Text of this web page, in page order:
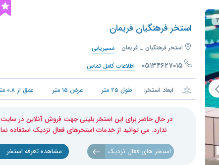
استخر فرهنگیان فریمان
استخر فرهنگیان _ فریمان مسیریابی
۰۵۱۳۴۶۲۷۰۱۵ اطلاعات کامل تماس
ابعاد استخر: طول ۲۵متر عرض ۱۵ متر عمق از ۰.۸
در حال حاضر برای این استخر بلیتی جهت فروش آنلاین در
ندارد. می توانید از خدمات استخرهای فعال نزدیک استفاده
استخر های فعال نزدیک مشاهده تعرفه استخر